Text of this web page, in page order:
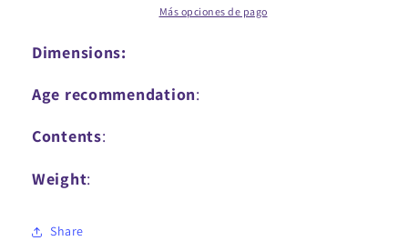
de
Más opciones de pago
Dimensions:
Age recommendation:
Contents:
Weight:
Share